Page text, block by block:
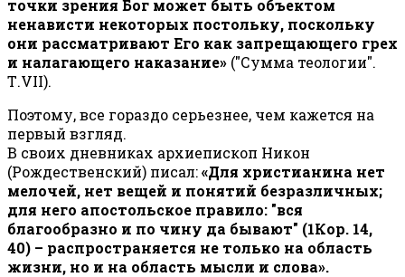
точки зрения Бог может быть объектом
ненависти некоторых постольку, поскольку
они рассматривают Его как запрещающего грех
и налагающего наказание» ("Сумма теологии".
Т.VII).
Поэтому, все гораздо серьезнее, чем кажется на
первый взгляд.
В своих дневниках архиепископ Никон
(Рождественский) писал:«Для христианина нет
мелочей, нет вещей и понятий безразличных;
для него апостольское правило: "вся
благообразно и по чину да бывают" (1Кор. 14,
40) – распространяется не только на область
жизни, но и на область мысли и слова».